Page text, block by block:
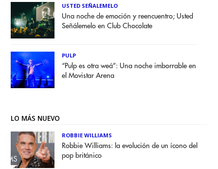
USTED SEÑALEMELO
Una noche de emoción y reencuentro; Usted
Señálemelo en Club Chocolate
PULP
“Pulp es otra weá”: Una noche imborrable en
el Movistar Arena
LO MÁS NUEVO
ROBBIE WILLIAMS
Robbie Williams: la evolución de un ícono del
pop británico